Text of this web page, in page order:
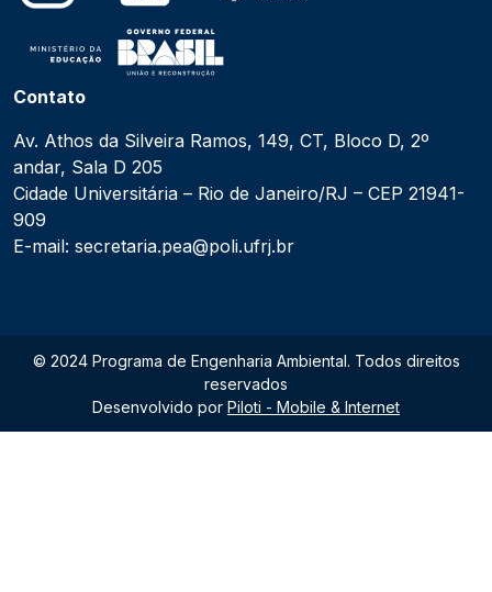
Contato
Av. Athos da Silveira Ramos, 149, CT, Bloco D, 2º
andar, Sala D 205
Cidade Universitária – Rio de Janeiro/RJ – CEP 21941-
909
E-mail: secretaria.pea@poli.ufrj.br
© 2024 Programa de Engenharia Ambiental. Todos direitos
reservados
Desenvolvido por Piloti - Mobile & Internet